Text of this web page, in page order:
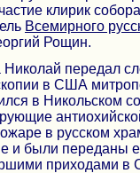
клирик
Всемирного
Рощин.
передал
в США
в Никольском
в русском
и были переданы
приходами в